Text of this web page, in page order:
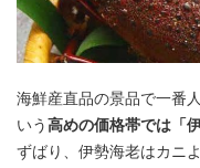
海鮮産直品の景品で一番
いう高めの価格帯では「
ずばり、伊勢海老はカニ